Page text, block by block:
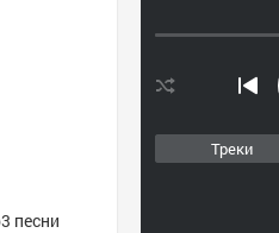
Треки
песни